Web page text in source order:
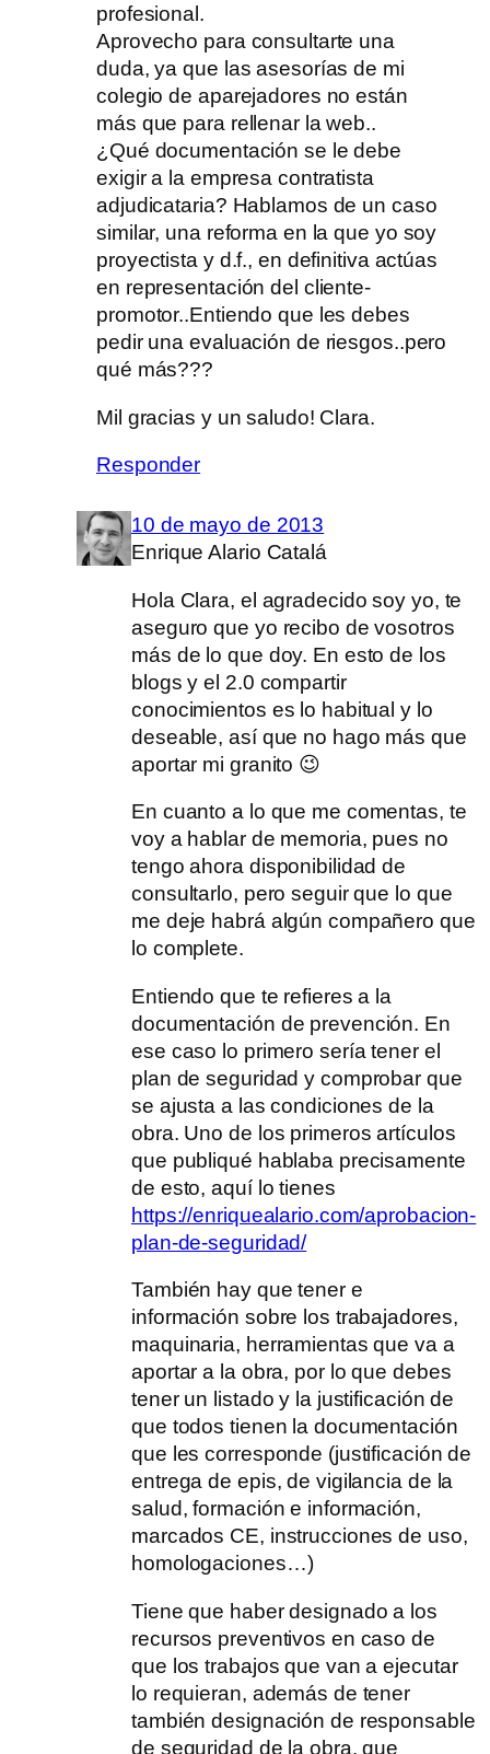
profesional.
Aprovecho para consultarte una
duda, ya que las asesorías de mi
colegio de aparejadores no están
más que para rellenar la web..
¿Qué documentación se le debe
exigir a la empresa contratista
adjudicataria? Hablamos de un caso
similar, una reforma en la que yo soy
proyectista y d.f., en definitiva actúas
en representación del cliente-
promotor..Entiendo que les debes
pedir una evaluación de riesgos..pero
qué más???
Mil gracias y un saludo! Clara.
Responder
10 de mayo de 2013
Enrique Alario Catalá
Hola Clara, el agradecido soy yo, te
aseguro que yo recibo de vosotros
más de lo que doy. En esto de los
blogs y el 2.0 compartir
conocimientos es lo habitual y lo
deseable, así que no hago más que
aportar mi granito 😉
En cuanto a lo que me comentas, te
voy a hablar de memoria, pues no
tengo ahora disponibilidad de
consultarlo, pero seguir que lo que
me deje habrá algún compañero que
lo complete.
Entiendo que te refieres a la
documentación de prevención. En
ese caso lo primero sería tener el
plan de seguridad y comprobar que
se ajusta a las condiciones de la
obra. Uno de los primeros artículos
que publiqué hablaba precisamente
de esto, aquí lo tienes
https://enriquealario.com/aprobacion-
plan-de-seguridad/
También hay que tener e
información sobre los trabajadores,
maquinaria, herramientas que va a
aportar a la obra, por lo que debes
tener un listado y la justificación de
que todos tienen la documentación
que les corresponde (justificación de
entrega de epis, de vigilancia de la
salud, formación e información,
marcados CE, instrucciones de uso,
homologaciones…)
Tiene que haber designado a los
recursos preventivos en caso de
que los trabajos que van a ejecutar
lo requieran, además de tener
también designación de responsable
de seguridad de la obra, que